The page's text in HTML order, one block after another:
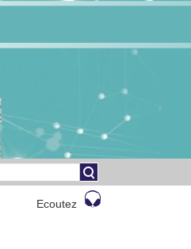
Ecoutez